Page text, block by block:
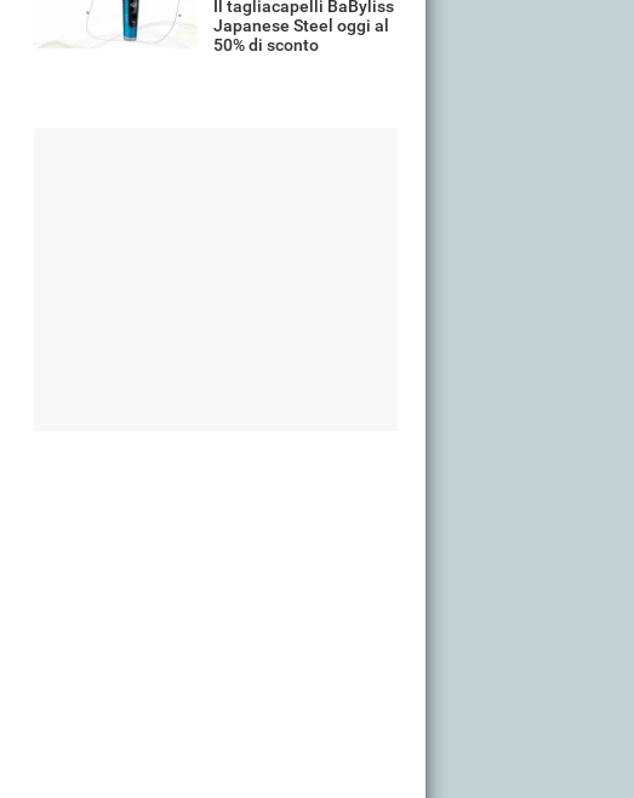
Il tagliacapelli BaByliss
Japanese Steel oggi al
50% di sconto